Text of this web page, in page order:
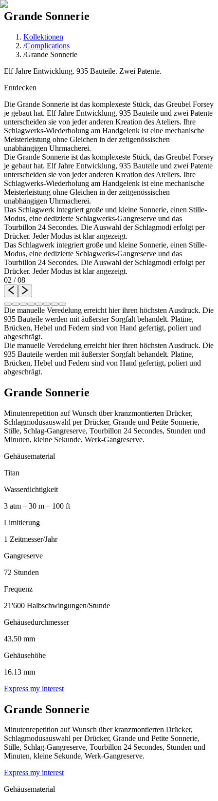
Grande Sonnerie
Kollektionen
/Complications
/Grande Sonnerie
Elf Jahre Entwicklung. 935 Bauteile. Zwei Patente.
Entdecken
Die Grande Sonnerie ist das komplexeste Stück, das Greubel Forsey
je gebaut hat. Elf Jahre Entwicklung, 935 Bauteile und zwei Patente
unterscheiden sie von jeder anderen Kreation des Ateliers. Ihre
Schlagwerks-Wiederholung am Handgelenk ist eine mechanische
Meisterleistung ohne Gleichen in der zeitgenössischen
unabhängigen Uhrmacherei.
Die Grande Sonnerie ist das komplexeste Stück, das Greubel Forsey
je gebaut hat. Elf Jahre Entwicklung, 935 Bauteile und zwei Patente
unterscheiden sie von jeder anderen Kreation des Ateliers. Ihre
Schlagwerks-Wiederholung am Handgelenk ist eine mechanische
Meisterleistung ohne Gleichen in der zeitgenössischen
unabhängigen Uhrmacherei.
Das Schlagwerk integriert große und kleine Sonnerie, einen Stille-
Modus, eine dedizierte Schlagwerks-Gangreserve und das
Tourbillon 24 Secondes. Die Auswahl der Schlagmodi erfolgt per
Drücker. Jeder Modus ist klar angezeigt.
Das Schlagwerk integriert große und kleine Sonnerie, einen Stille-
Modus, eine dedizierte Schlagwerks-Gangreserve und das
Tourbillon 24 Secondes. Die Auswahl der Schlagmodi erfolgt per
Drücker. Jeder Modus ist klar angezeigt.
02 /08
Die manuelle Veredelung erreicht hier ihren höchsten Ausdruck. Die
935 Bauteile werden mit äußerster Sorgfalt behandelt. Platine,
Brücken, Hebel und Federn sind von Hand gefertigt, poliert und
abgeschrägt.
Die manuelle Veredelung erreicht hier ihren höchsten Ausdruck. Die
935 Bauteile werden mit äußerster Sorgfalt behandelt. Platine,
Brücken, Hebel und Federn sind von Hand gefertigt, poliert und
abgeschrägt.
Grande Sonnerie
Minutenrepetition auf Wunsch über kranzmontierten Drücker,
Schlagmodusauswahl per Drücker, Grande und Petite Sonnerie,
Stille, Schlag-Gangreserve, Tourbillon 24 Secondes, Stunden und
Minuten, kleine Sekunde, Werk-Gangreserve.
Gehäusematerial
Titan
Wasserdichtigkeit
3 atm – 30 m – 100 ft
Limitierung
1 Zeitmesser/Jahr
Gangreserve
72 Stunden
Frequenz
21'600 Halbschwingungen/Stunde
Gehäusedurchmesser
43,50 mm
Gehäusehöhe
16.13 mm
Express my interest
Grande Sonnerie
Minutenrepetition auf Wunsch über kranzmontierten Drücker,
Schlagmodusauswahl per Drücker, Grande und Petite Sonnerie,
Stille, Schlag-Gangreserve, Tourbillon 24 Secondes, Stunden und
Minuten, kleine Sekunde, Werk-Gangreserve.
Express my interest
Gehäusematerial